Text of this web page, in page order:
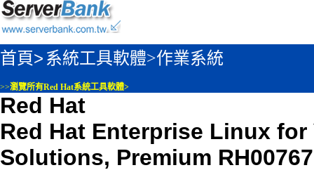
首頁> 系統工具軟體>作業系統
>>瀏覽所有Red Hat系統工具軟體>
Red Hat
Red Hat Enterprise Linux
Solutions, Premium RH00767